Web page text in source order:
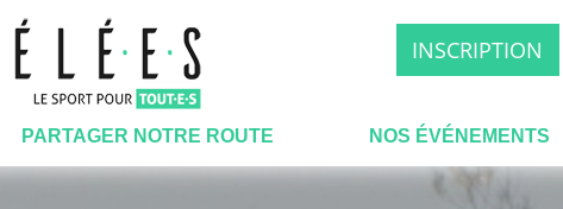
INSCRIPTION
PARTAGER NOTRE ROUTE NOS ÉVÉNEMENTS